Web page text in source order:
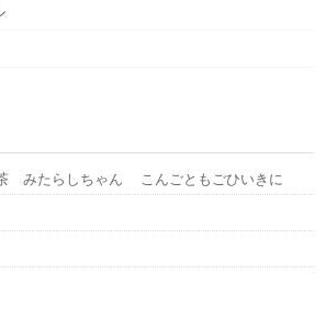
みたらしちゃん こんごともごひいきに